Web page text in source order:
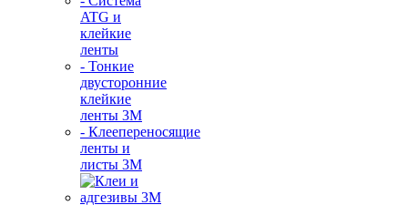
ATG и
клейкие
ленты
- Тонкие
двусторонние
клейкие
ленты 3М
- Клеепереносящие
ленты и
листы 3М